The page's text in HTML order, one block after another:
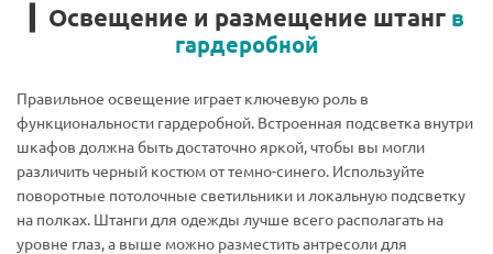
▎Освещение и размещение штанг в
гардеробной
Правильное освещение играет ключевую роль в
функциональности гардеробной. Встроенная подсветка внутри
шкафов должна быть достаточно яркой, чтобы вы могли
различить черный костюм от темно-синего. Используйте
поворотные потолочные светильники и локальную подсветку
на полках. Штанги для одежды лучше всего располагать на
уровне глаз, а выше можно разместить антресоли для